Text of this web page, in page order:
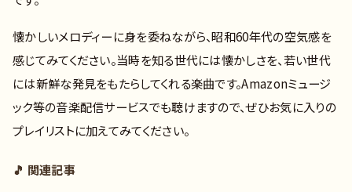
懐かしいメロディーに身を委ねながら、昭和60年代の空気感を
感じてみてください。当時を知る世代には懐かしさを、若い世代
には新鮮な発見をもたらしてくれる楽曲です。Amazonミュージ
ック等の音楽配信サービスでも聴けますので、ぜひお気に入りの
プレイリストに加えてみてください。
🎵 関連記事